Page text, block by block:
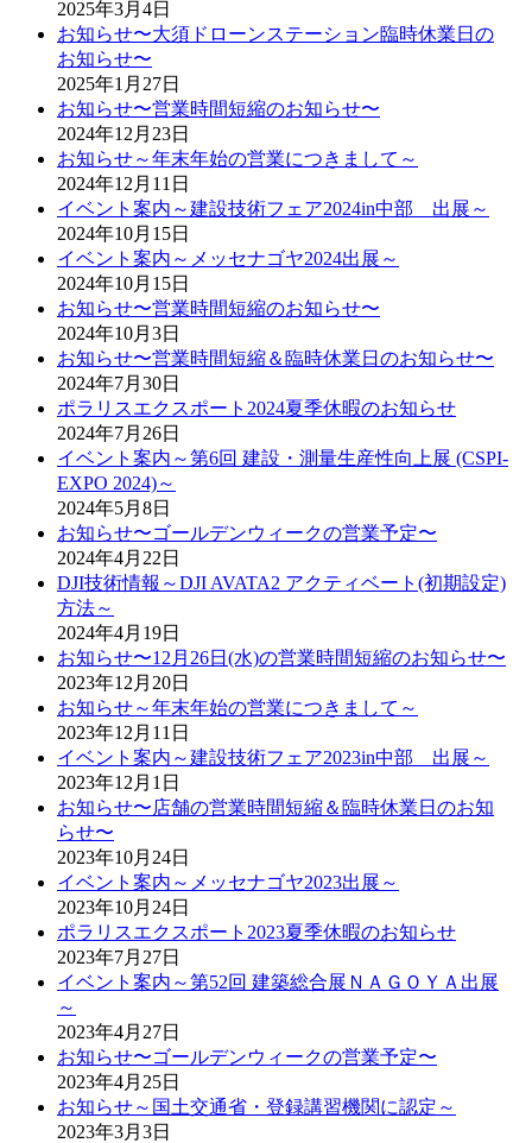
2025年3月4日
お知らせ〜大須ドローンステーション臨時休業日の
お知らせ〜
2025年1月27日
お知らせ〜営業時間短縮のお知らせ〜
2024年12月23日
お知らせ～年末年始の営業につきまして～
2024年12月11日
イベント案内～建設技術フェア2024in中部 出展～
2024年10月15日
イベント案内～メッセナゴヤ2024出展～
2024年10月15日
お知らせ〜営業時間短縮のお知らせ〜
2024年10月3日
お知らせ〜営業時間短縮＆臨時休業日のお知らせ〜
2024年7月30日
ポラリスエクスポート2024夏季休暇のお知らせ
2024年7月26日
イベント案内～第6回 建設・測量生産性向上展 (CSPI-
EXPO 2024)～
2024年5月8日
お知らせ〜ゴールデンウィークの営業予定〜
2024年4月22日
DJI技術情報～DJI AVATA2 アクティベート(初期設定)
方法～
2024年4月19日
お知らせ〜12月26日(水)の営業時間短縮のお知らせ〜
2023年12月20日
お知らせ～年末年始の営業につきまして～
2023年12月11日
イベント案内～建設技術フェア2023in中部 出展～
2023年12月1日
お知らせ〜店舗の営業時間短縮＆臨時休業日のお知
らせ〜
2023年10月24日
イベント案内～メッセナゴヤ2023出展～
2023年10月24日
ポラリスエクスポート2023夏季休暇のお知らせ
2023年7月27日
イベント案内～第52回 建築総合展ＮＡＧＯＹＡ出展
～
2023年4月27日
お知らせ〜ゴールデンウィークの営業予定〜
2023年4月25日
お知らせ～国土交通省・登録講習機関に認定～
2023年3月3日